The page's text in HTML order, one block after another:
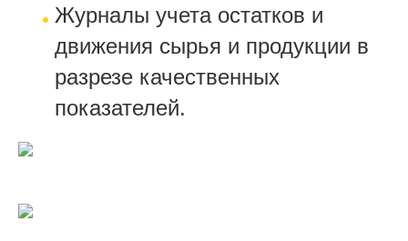
Журналы учета остатков и
движения сырья и продукции в
разрезе качественных
показателей.